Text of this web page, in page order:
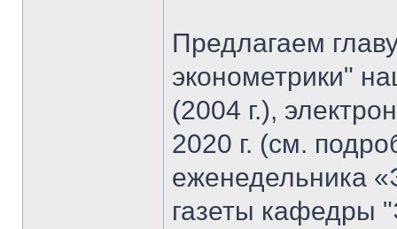
Предлагаем
эконометрики"
(2004 г.),
2020 г. (см.
еженедельника
газеты кафедры